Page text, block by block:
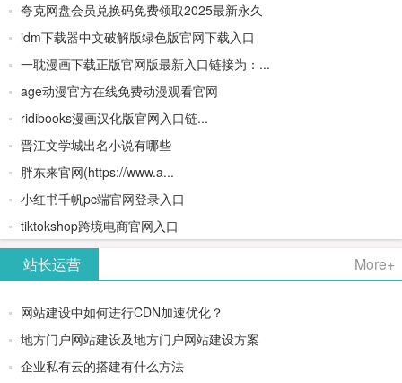
新AI图像
生成器
成
Doubao-
1.5-pro与
PPT
夸克网盘会员兑换码免费领取2025最新永久
idm下载器中文破解版绿色版官网下载入口
一耽漫画下载正版官网版最新入口链接为：...
age动漫官方在线免费动漫观看官网
ridibooks漫画汉化版官网入口链...
晋江文学城出名小说有哪些
胖东来官网(https://www.a...
小红书千帆pc端官网登录入口
tiktokshop跨境电商官网入口
站长运营 More+
网站建设中如何进行CDN加速优化？
地方门户网站建设及地方门户网站建设方案
企业私有云的搭建有什么方法